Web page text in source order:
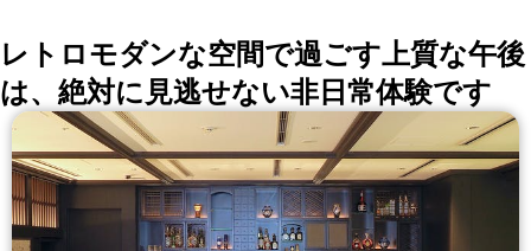
レトロモダンな空間で過ごす上質な午後
は、絶対に見逃せない非日常体験です